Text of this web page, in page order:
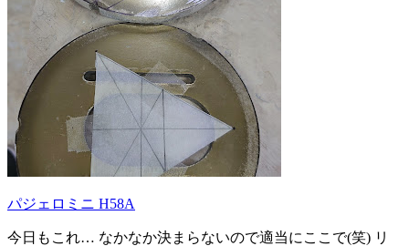
パジェロミニ H58A
今日もこれ… なかなか決まらないので適当にここで(笑) リ